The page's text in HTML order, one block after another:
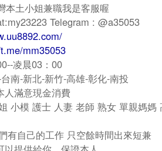
本土小姐兼職我是客服喔
Telegram : @a35053
mm35053
凌晨03：00
南-新北-新竹-高雄-彰化-南投
人滿意現金消費
小模 護士 人妻 老師 熟女 單親媽媽
有自己的工作 只空餘時間出來短兼